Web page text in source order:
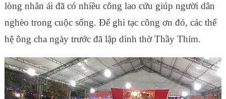
lòng nhân ái đã có nhiều công lao cứu giúp người dân
nghèo trong cuộc sống. Để ghi tạc công ơn đó, các thế
hệ ông cha ngày trước đã lập dinh thờ Thầy Thím.